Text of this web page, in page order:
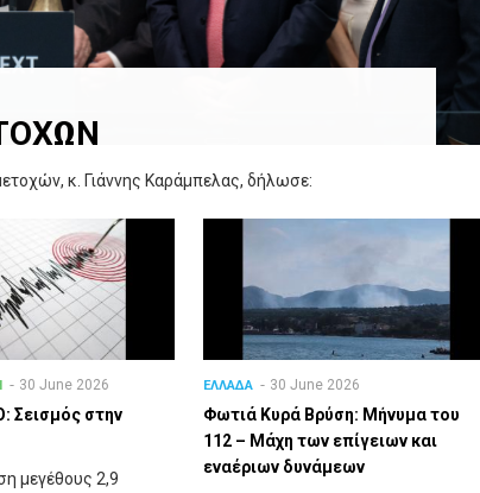
κ. Γιάννης Καράμπελας, δήλωσε:
30 June 2026
Σεισμός στην
μεγέθους 2,9
ΕΛΛΑΔΑ 30 June 2026
Φωτιά Κυρά Βρύση: Μήνυμα του
112 – Μάχη των επίγειων και
εναέριων δυνάμεων